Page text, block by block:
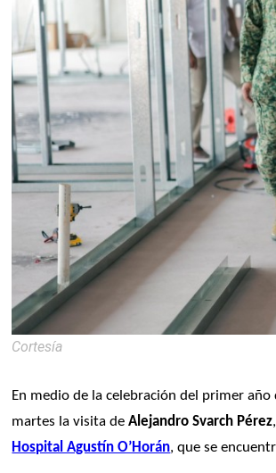
Cortesía
En medio de la celebración del primer
martes la visita de Alejandro Svarch Pérez
Hospital Agustín O’Horán, que se